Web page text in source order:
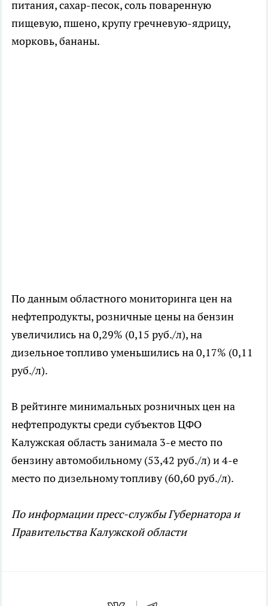
питания, сахар-песок, соль поваренную
пищевую, пшено, крупу гречневую-ядрицу,
морковь, бананы.
По данным областного мониторинга цен на
нефтепродукты, розничные цены на бензин
увеличились на 0,29% (0,15 руб./л), на
дизельное топливо уменьшились на 0,17% (0,11
руб./л).
В рейтинге минимальных розничных цен на
нефтепродукты среди субъектов ЦФО
Калужская область занимала 3-е место по
бензину автомобильному (53,42 руб./л) и 4-е
место по дизельному топливу (60,60 руб./л).
По информации пресс-службы Губернатора и
Правительства Калужской области